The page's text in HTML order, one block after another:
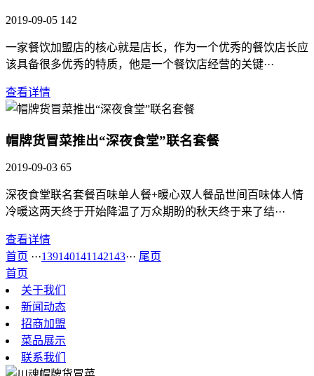
2019-09-05 142
一家餐饮加盟店的核心就是店长，作为一个优秀的餐饮店长应
该具备很多优秀的特质，他是一个餐饮店经营的关键···
查看详情
帽牌货冒菜推出“深夜食堂”联名套餐
2019-09-03 65
深夜食堂联名套餐百味单人餐+暖心双人餐品世间百味体人情
冷暖这两天终于开始降温了万众期盼的秋天终于来了结···
查看详情
首页 ···139140141 142143··· 尾页
首页
关于我们
新闻动态
招商加盟
菜品展示
联系我们